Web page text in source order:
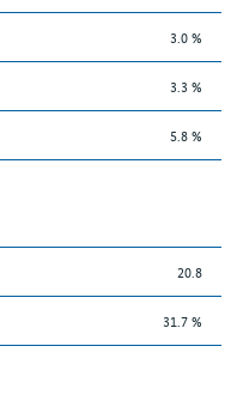
3.0 %
3.3 %
5.8 %
20.8
31.7 %